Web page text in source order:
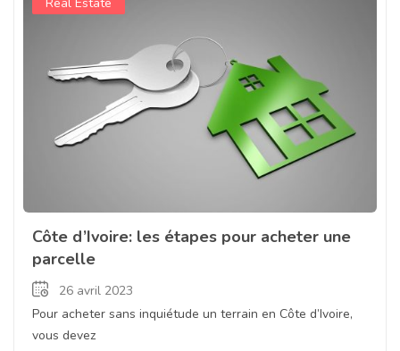
Côte d’Ivoire: les étapes pour acheter une
parcelle
26 avril 2023
Pour acheter sans inquiétude un terrain en Côte d’Ivoire,
vous devez